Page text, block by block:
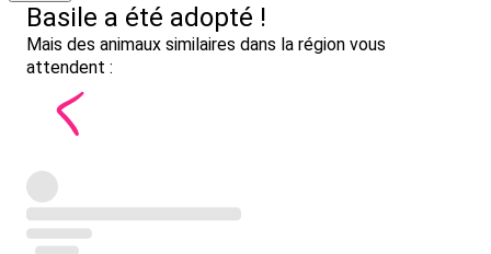
Basile a été adopté !
Mais des animaux similaires dans la région vous
attendent :